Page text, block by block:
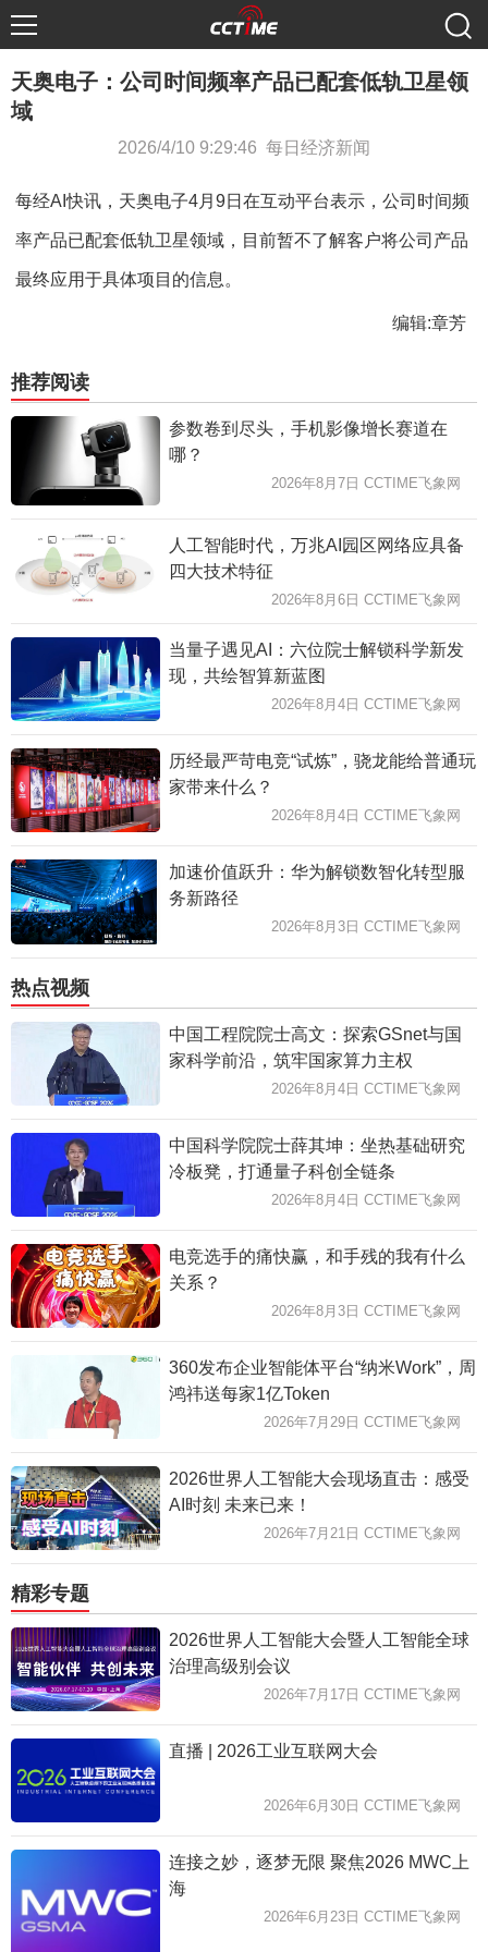
天奥电子：公司时间频率产品已配套低轨卫星领
域
2026/4/10 9:29:46 每日经济新闻
每经AI快讯，天奥电子4月9日在互动平台表示，公司时间频
率产品已配套低轨卫星领域，目前暂不了解客户将公司产品
最终应用于具体项目的信息。
编辑:章芳
推荐阅读
参数卷到尽头，手机影像增长赛道在
哪？
2026年8月7日 CCTIME飞象网
人工智能时代，万兆AI园区网络应具备
四大技术特征
2026年8月6日 CCTIME飞象网
当量子遇见AI：六位院士解锁科学新发
现，共绘智算新蓝图
2026年8月4日 CCTIME飞象网
历经最严苛电竞“试炼”，骁龙能给普通玩
家带来什么？
2026年8月4日 CCTIME飞象网
加速价值跃升：华为解锁数智化转型服
务新路径
2026年8月3日 CCTIME飞象网
热点视频
中国工程院院士高文：探索GSnet与国
家科学前沿，筑牢国家算力主权
2026年8月4日 CCTIME飞象网
中国科学院院士薛其坤：坐热基础研究
冷板凳，打通量子科创全链条
2026年8月4日 CCTIME飞象网
电竞选手的痛快赢，和手残的我有什么
关系？
2026年8月3日 CCTIME飞象网
360发布企业智能体平台“纳米Work”，周
鸿祎送每家1亿Token
2026年7月29日 CCTIME飞象网
2026世界人工智能大会现场直击：感受
AI时刻 未来已来！
2026年7月21日 CCTIME飞象网
精彩专题
2026世界人工智能大会暨人工智能全球
治理高级别会议
2026年7月17日 CCTIME飞象网
直播 | 2026工业互联网大会
2026年6月30日 CCTIME飞象网
连接之妙，逐梦无限 聚焦2026 MWC上
海
2026年6月23日 CCTIME飞象网